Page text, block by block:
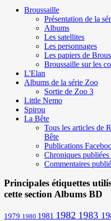
Broussaille
Présentation de la
Albums
Les satellites
Les personnages
Les papiers de
Broussaille sur les
L'Elan
Albums de la série Zoo
Sortie de Zoo 3
Little Nemo
Spirou
La Bête
Tous les articles de
Bête
Publications
Chroniques
Commentaires
Principales étiquettes
cette section Albums BD
1979 1980 1981 1982 1983